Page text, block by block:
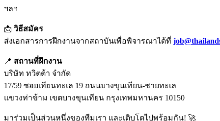
ฯลฯ
📩 วิธีสมัคร
ส่งเอกสารการฝึกงานจากสถาบันเพื่อพิจารณาได้ที่
📍 สถานที่ฝึกงาน
บริษัท ทวิตต้า จำกัด
17/59 ซอยเทียนทะเล 19 ถนนบางขุนเทียน-ชายทะเล
แขวงท่าข้าม เขตบางขุนเทียน กรุงเทพมหานคร 10150
มาร่วมเป็นส่วนหนึ่งของทีมเรา และเติบโตไปพร้อมกัน! 🚀